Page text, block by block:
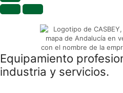
Equipamiento
industria y servicios.